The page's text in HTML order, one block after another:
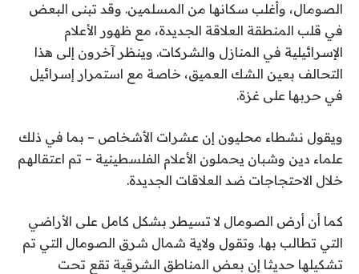
الصومال، وأغلب سكانها من المسلمين. وقد تبنى البعض
في قلب المنطقة العلاقة الجديدة، مع ظهور الأعلام
الإسرائيلية في المنازل والشركات. وينظر آخرون إلى هذا
التحالف بعين الشك العميق، خاصة مع استمرار إسرائيل
في حربها على غزة.
ويقول نشطاء محليون إن عشرات الأشخاص – بما في ذلك
علماء دين وشبان يحملون الأعلام الفلسطينية – تم اعتقالهم
خلال الاحتجاجات ضد العلاقات الجديدة.
كما أن أرض الصومال لا تسيطر بشكل كامل على الأراضي
التي تطالب بها. وتقول ولاية شمال شرق الصومال التي تم
تشكيلها حديثا إن بعض المناطق الشرقية تقع تحت